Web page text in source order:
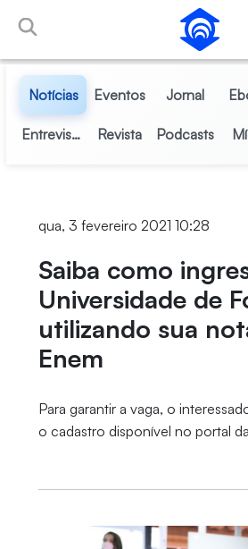
Pular para o Conteúdo principal
Notícias Eventos Jornal
Entrevistas Revista Podcasts
qua, 3 fevereiro 2021 10:28
Saiba como
Universidade de
utilizando sua
Enem
Para garantir a vaga, o
o cadastro disponível no portal